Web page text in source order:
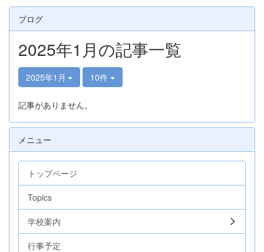
ブログ
2025年1月の記事一覧
2025年1月 10件
記事がありません。
メニュー
トップページ
Topics
学校案内
行事予定